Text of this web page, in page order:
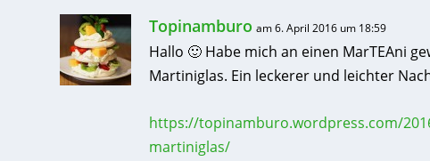
Topinamburo am 6. April 2016 um 18:59
Hallo 🙂 Habe mich an einen MarTEAni
Martiniglas. Ein leckerer und leichter
https://topinamburo.wordpress.com/
martiniglas/